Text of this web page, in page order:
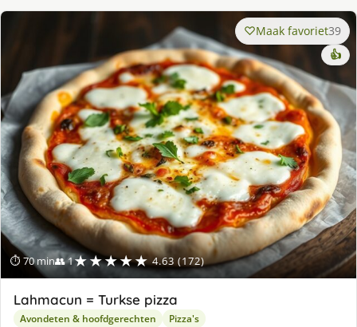
⏱ 70 min👥 1★★★★★ 4.63 (172)
Maak favoriet39
👍
Lahmacun = Turkse pizza
Avondeten & hoofdgerechten Pizza's